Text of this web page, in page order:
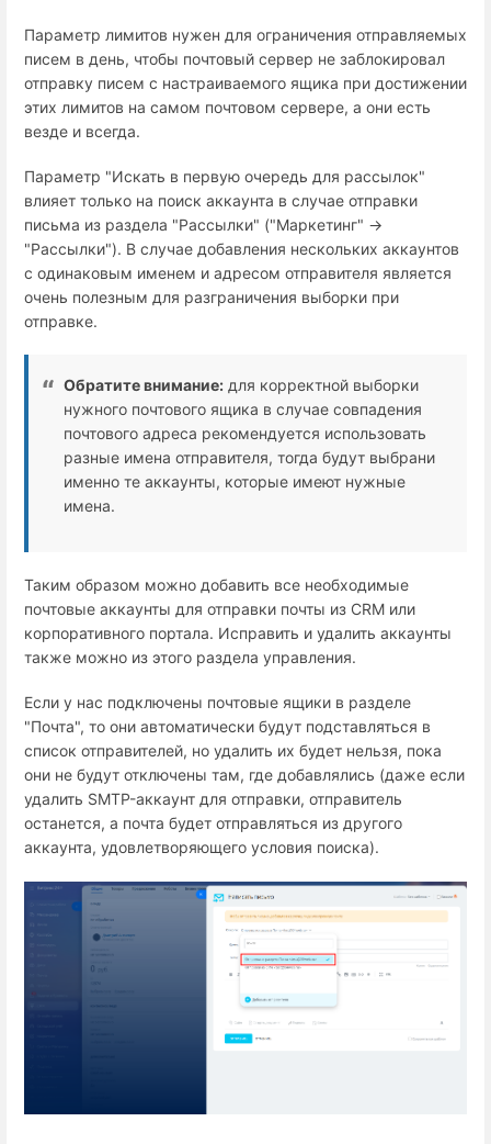
Параметр лимитов нужен для ограничения отправляемых
писем в день, чтобы почтовый сервер не заблокировал
отправку писем с настраиваемого ящика при достижении
этих лимитов на самом почтовом сервере, а они есть
везде и всегда.
Параметр "Искать в первую очередь для рассылок"
влияет только на поиск аккаунта в случае отправки
письма из раздела "Рассылки" ("Маркетинг" →
"Рассылки"). В случае добавления нескольких аккаунтов
с одинаковым именем и адресом отправителя является
очень полезным для разграничения выборки при
отправке.
Обратите внимание: для корректной выборки
нужного почтового ящика в случае совпадения
почтового адреса рекомендуется использовать
разные имена отправителя, тогда будут выбрани
именно те аккаунты, которые имеют нужные
имена.
Таким образом можно добавить все необходимые
почтовые аккаунты для отправки почты из CRM или
корпоративного портала. Исправить и удалить аккаунты
также можно из этого раздела управления.
Если у нас подключены почтовые ящики в разделе
"Почта", то они автоматически будут подставляться в
список отправителей, но удалить их будет нельзя, пока
они не будут отключены там, где добавлялись (даже если
удалить SMTP-аккаунт для отправки, отправитель
останется, а почта будет отправляться из другого
аккаунта, удовлетворяющего условия поиска).